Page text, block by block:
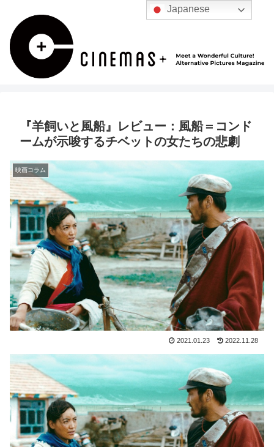
『羊飼いと風船』レビュー：風船＝コンド
ームが示唆するチベットの女たちの悲劇
映画コラム
2021.01.23 2022.11.28
Japanese